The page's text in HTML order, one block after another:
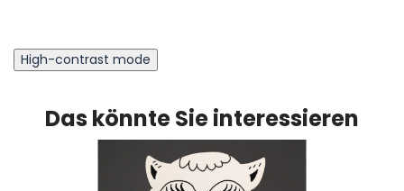
High-contrast mode
Das könnte Sie interessieren